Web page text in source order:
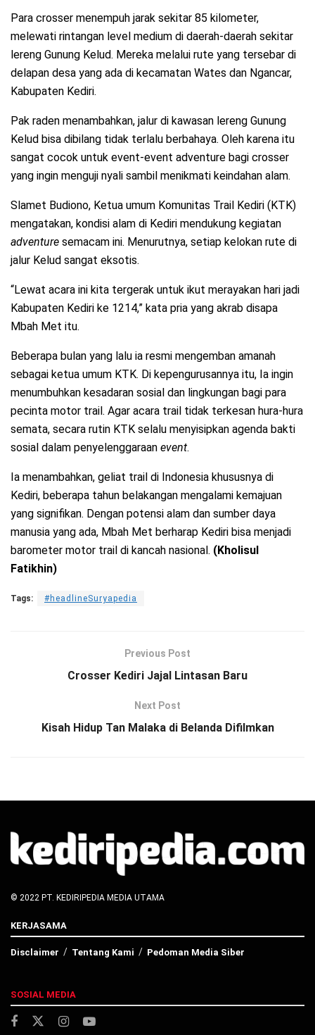
Para crosser menempuh jarak sekitar 85 kilometer,
melewati rintangan level medium di daerah-daerah sekitar
lereng Gunung Kelud. Mereka melalui rute yang tersebar di
delapan desa yang ada di kecamatan Wates dan Ngancar,
Kabupaten Kediri.
Pak raden menambahkan, jalur di kawasan lereng Gunung
Kelud bisa dibilang tidak terlalu berbahaya. Oleh karena itu
sangat cocok untuk event-event adventure bagi crosser
yang ingin menguji nyali sambil menikmati keindahan alam.
Slamet Budiono, Ketua umum Komunitas Trail Kediri (KTK)
mengatakan, kondisi alam di Kediri mendukung kegiatan
adventure semacam ini. Menurutnya, setiap kelokan rute di
jalur Kelud sangat eksotis.
“Lewat acara ini kita tergerak untuk ikut merayakan hari jadi
Kabupaten Kediri ke 1214,” kata pria yang akrab disapa
Mbah Met itu.
Beberapa bulan yang lalu ia resmi mengemban amanah
sebagai ketua umum KTK. Di kepengurusannya itu, Ia ingin
menumbuhkan kesadaran sosial dan lingkungan bagi para
pecinta motor trail. Agar acara trail tidak terkesan hura-hura
semata, secara rutin KTK selalu menyisipkan agenda bakti
sosial dalam penyelenggaraan event.
Ia menambahkan, geliat trail di Indonesia khususnya di
Kediri, beberapa tahun belakangan mengalami kemajuan
yang signifikan. Dengan potensi alam dan sumber daya
manusia yang ada, Mbah Met berharap Kediri bisa menjadi
barometer motor trail di kancah nasional. (Kholisul
Fatikhin)
Tags: #headlineSuryapedia
Previous Post
Crosser Kediri Jajal Lintasan Baru
Next Post
Kisah Hidup Tan Malaka di Belanda Difilmkan
© 2022 PT. KEDIRIPEDIA MEDIA UTAMA
KERJASAMA
Disclaimer Tentang Kami Pedoman Media Siber
SOSIAL MEDIA